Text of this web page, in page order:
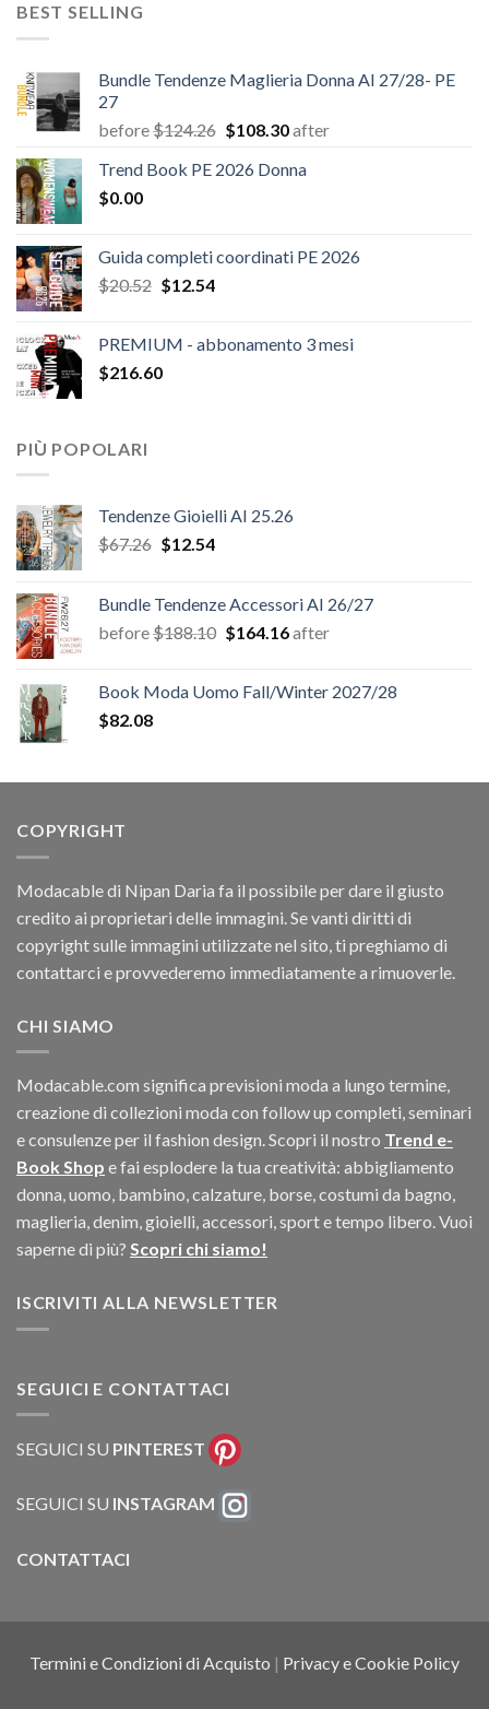
BEST SELLING
Bundle Tendenze Maglieria Donna AI 27/28- PE
27
before$124.26 Il
originale
$108.30Il
attuale
after
Trend Book PE 2026 Donna
$0.00
Guida completi coordinati PE 2026
$20.52 Il
era:
$20.52.
$12.54Il
è:
PREMIUM - abbonamento 3 mesi
$216.60
PIÙ POPOLARI
Tendenze Gioielli AI 25.26
$67.26 Il
era:
$67.26.
$12.54Il
è:
$12.54.
Bundle Tendenze Accessori AI 26/27
before$188.10 Il
era:
$164.16Il
è:
after
Book Moda Uomo Fall/Winter 2027/28
$82.08
COPYRIGHT
Modacable di Nipan Daria fa il possibile per dare il giusto
credito ai proprietari delle immagini. Se vanti diritti di
copyright sulle immagini utilizzate nel sito, ti preghiamo di
contattarci e provvederemo immediatamente a rimuoverle.
CHI SIAMO
Modacable.com significa previsioni moda a lungo termine,
creazione di collezioni moda con follow up completi, seminari
e consulenze per il fashion design. Scopri il nostro Trend e-
Book Shop e fai esplodere la tua creatività: abbigliamento
donna, uomo, bambino, calzature, borse, costumi da bagno,
maglieria, denim, gioielli, accessori, sport e tempo libero. Vuoi
saperne di più? Scopri chi siamo!
ISCRIVITI ALLA NEWSLETTER
SEGUICI E CONTATTACI
SEGUICI SU PINTEREST
SEGUICI SU INSTAGRAM
CONTATTACI
Termini e Condizioni di Acquisto | Privacy e Cookie Policy